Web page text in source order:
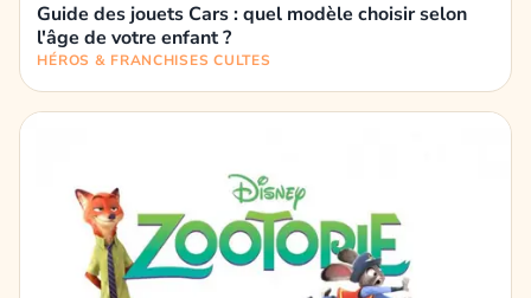
Guide des jouets Cars : quel modèle choisir selon
l'âge de votre enfant ?
HÉROS & FRANCHISES CULTES